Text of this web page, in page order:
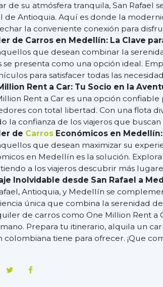
de su atmósfera tranquila, San Rafael
de Antioquia. Aquí es donde la
la conveniente conexión para
de Carros en Medellín: La Clave
que desean combinar la
se presenta como una opción ideal.
para satisfacer todas las
Rent a Car: Tu Socio en la
Rent a Car es una opción
con total libertad. Con una flota
la confianza de los viajeros que
de Carros Económicos en
que desean maximizar su
en Medellín es la solución.
a los viajeros descubrir más
Inolvidable desde San Rafael a
Antioquia, y Medellín se
única que combina la serenidad
de carros como One Million Rent a
Prepara tu itinerario, alquila un
colombiana tiene para ofrecer. ¡Que